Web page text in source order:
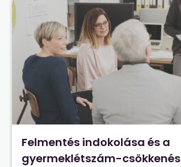
Felmentés indokolása és a
gyermeklétszám-csökkenés